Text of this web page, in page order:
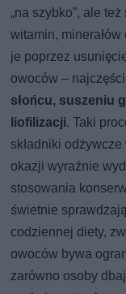
„na szybko”, ale
witamin,
je poprzez
owoców –
słońcu, suszeniu
liofilizacji. Taki
składniki
okazji wyraźnie
stosowania
świetnie
codziennej diety,
owoców bywa
zarówno osoby